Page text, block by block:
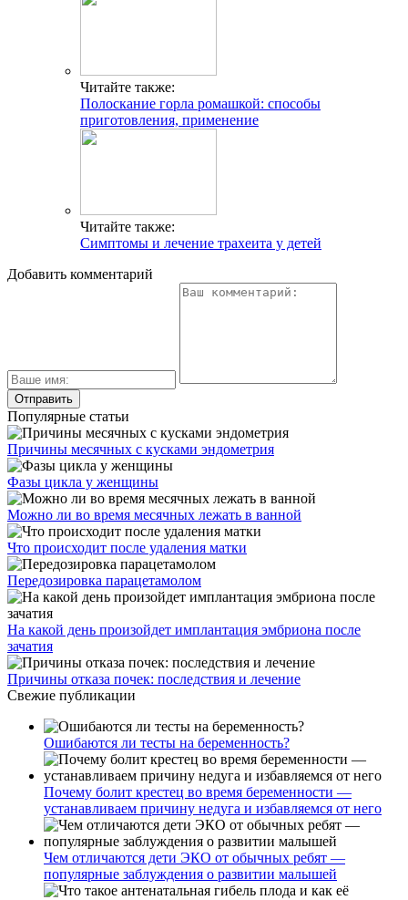
Читайте также:
Полоскание горла ромашкой: способы
приготовления, применение
Читайте также:
Симптомы и лечение трахеита у детей
Добавить комментарий
Популярные статьи
Причины месячных с кусками эндометрия
Фазы цикла у женщины
Можно ли во время месячных лежать в ванной
Что происходит после удаления матки
Передозировка парацетамолом
На какой день произойдет имплантация эмбриона после
зачатия
Причины отказа почек: последствия и лечение
Свежие публикации
Ошибаются ли тесты на беременность?
Почему болит крестец во время беременности —
устанавливаем причину недуга и избавляемся от него
Чем отличаются дети ЭКО от обычных ребят —
популярные заблуждения о развитии малышей